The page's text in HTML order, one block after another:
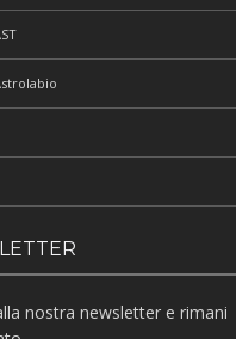
nostra newsletter e rimani